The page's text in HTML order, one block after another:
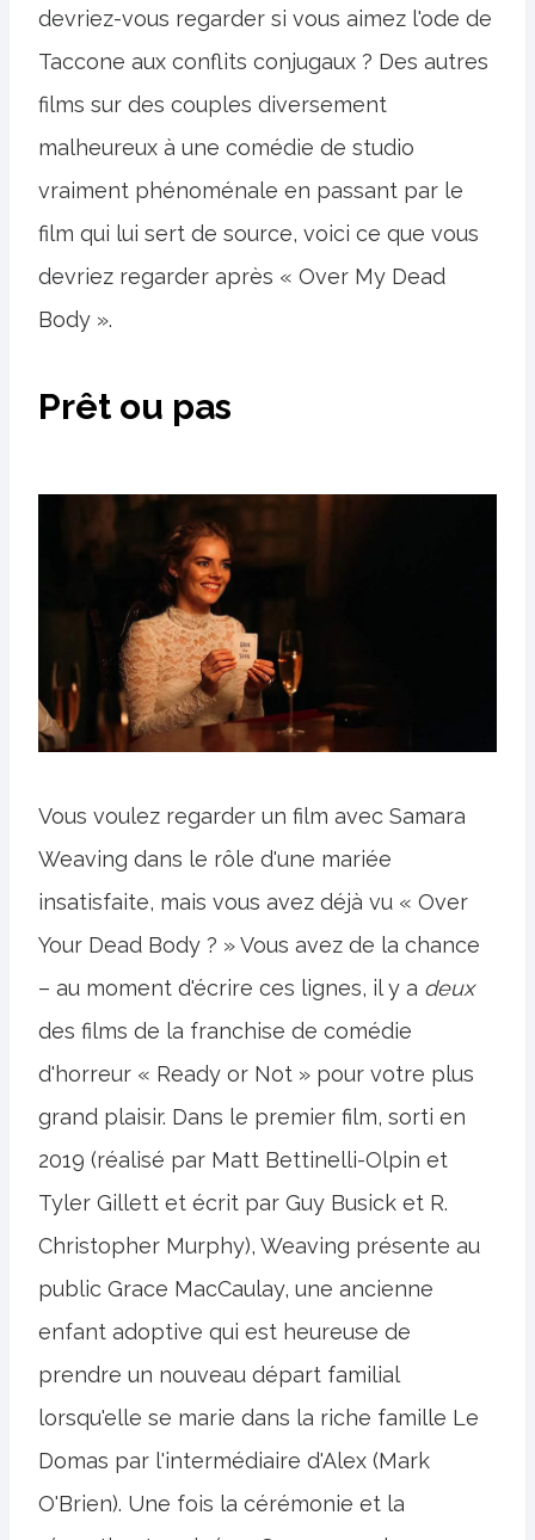
devriez-vous regarder si vous aimez l'ode de
Taccone aux conflits conjugaux ? Des autres
films sur des couples diversement
malheureux à une comédie de studio
vraiment phénoménale en passant par le
film qui lui sert de source, voici ce que vous
devriez regarder après « Over My Dead
Body ».
Prêt ou pas
Vous voulez regarder un film avec Samara
Weaving dans le rôle d'une mariée
insatisfaite, mais vous avez déjà vu « Over
Your Dead Body ? » Vous avez de la chance
– au moment d'écrire ces lignes, il y a deux
des films de la franchise de comédie
d'horreur « Ready or Not » pour votre plus
grand plaisir. Dans le premier film, sorti en
2019 (réalisé par Matt Bettinelli-Olpin et
Tyler Gillett et écrit par Guy Busick et R.
Christopher Murphy), Weaving présente au
public Grace MacCaulay, une ancienne
enfant adoptive qui est heureuse de
prendre un nouveau départ familial
lorsqu'elle se marie dans la riche famille Le
Domas par l'intermédiaire d'Alex (Mark
O'Brien). Une fois la cérémonie et la